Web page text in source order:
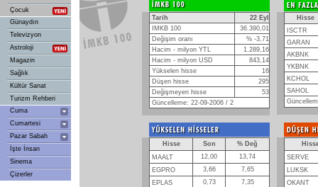
Çocuk
Günaydın
Televizyon
Astroloji
Magazin
Sağlık
Kültür Sanat
Turizm Rehberi
Cuma
Cumartesi
Pazar Sabah
İşte İnsan
Sinema
Çizerler
Tarih
22 Eyl
IMKB 100
36.390,01
Değişim oranı
% -3,71
Hacim - milyon YTL
1.289,16
Hacim - milyon USD
843,14
Yükselen hisse
16
Düşen hisse
295
Değişmeyen hisse
53
Güncelleme: 22-09-2006 / 2
Hisse
ISCTR
GARAN
AKBNK
YKBNK
KCHOL
SAHOL
Hisse Son
% Değ
MAALT
12,00
13,74
EGPRO
3,66
7,65
EPLAS
0,73
7,35
SERVE
LUKSK
OKANT